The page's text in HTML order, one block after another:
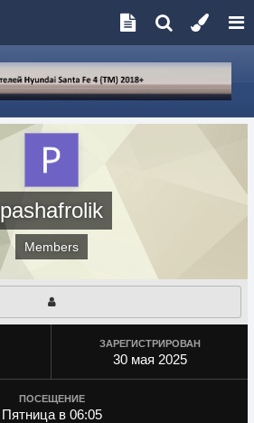
pashafrolik
Members
ЗАРЕГИСТРИРОВАН
30 мая 2025
ПОСЕЩЕНИЕ
Пятница в 06:05